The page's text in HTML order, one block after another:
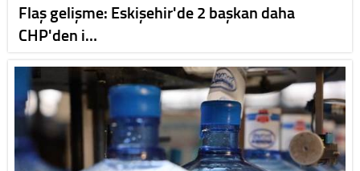
Flaş gelişme: Eskişehir'de 2 başkan daha
CHP'den i…